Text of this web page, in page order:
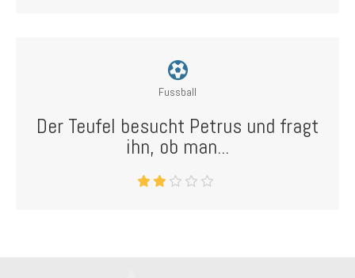
Fussball
Der Teufel besucht Petrus und fragt
ihn, ob man...